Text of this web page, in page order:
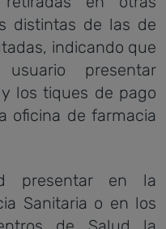
distintas de las de
indicando que
presentar
los tiques de pago
oficina de farmacia
presentar en la
Sanitaria o en los